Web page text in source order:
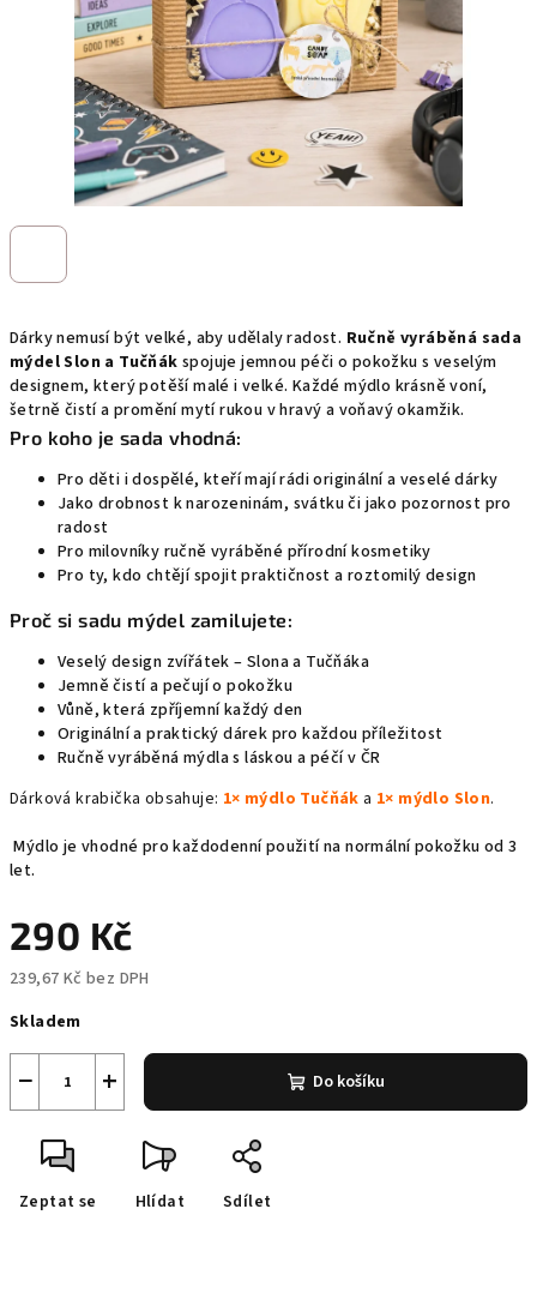
Dárky nemusí být velké, aby udělaly radost. Ručně vyráběná sada
mýdel Slon a Tučňák spojuje jemnou péči o pokožku s veselým
designem, který potěší malé i velké. Každé mýdlo krásně voní,
šetrně čistí a promění mytí rukou v hravý a voňavý okamžik.
Pro koho je sada vhodná:
Pro děti i dospělé, kteří mají rádi originální a veselé dárky
Jako drobnost k narozeninám, svátku či jako pozornost pro
radost
Pro milovníky ručně vyráběné přírodní kosmetiky
Pro ty, kdo chtějí spojit praktičnost a roztomilý design
Proč si sadu mýdel zamilujete:
Veselý design zvířátek – Slona a Tučňáka
Jemně čistí a pečují o pokožku
Vůně, která zpříjemní každý den
Originální a praktický dárek pro každou příležitost
Ručně vyráběná mýdla s láskou a péčí v ČR
Dárková krabička obsahuje: 1× mýdlo Tučňák a 1× mýdlo Slon.
Mýdlo je vhodné pro každodenní použití na normální pokožku od 3
let.
290 Kč
239,67 Kč bez DPH
cena:
Skladem
+
− Do košíku
Zeptat se Hlídat Sdílet